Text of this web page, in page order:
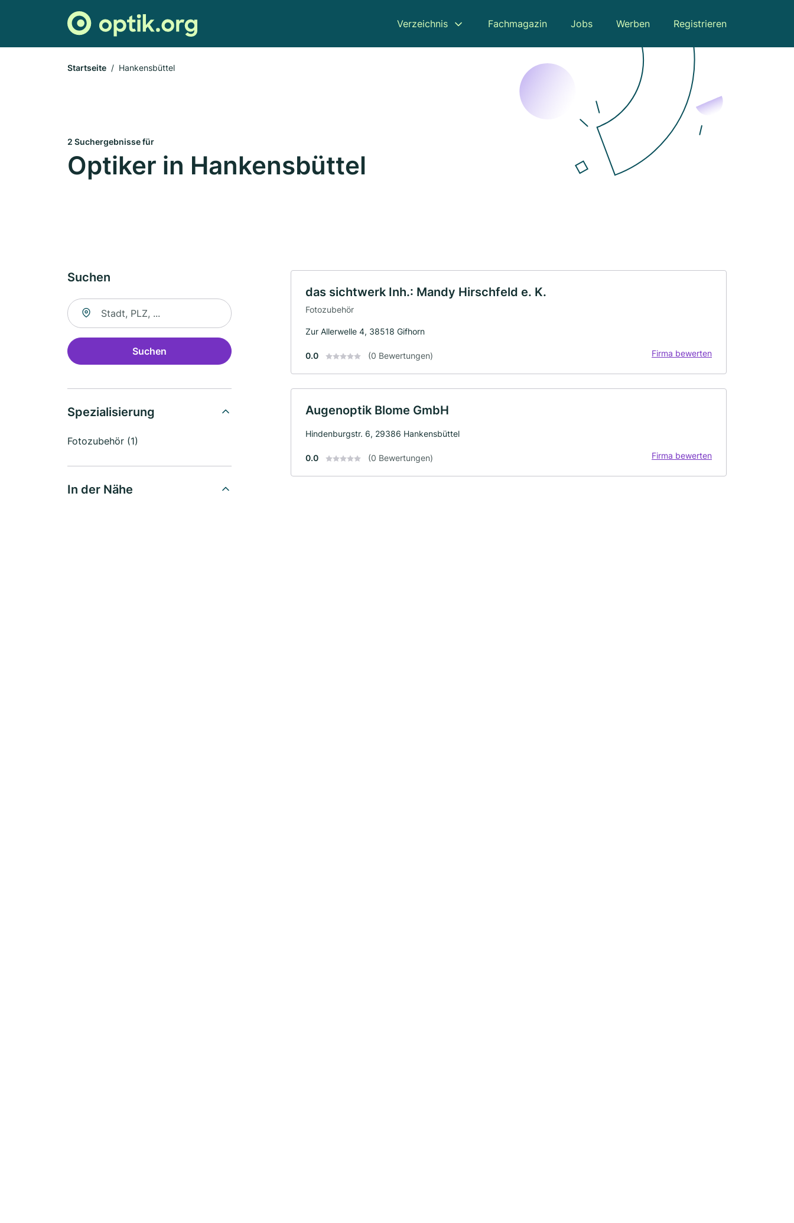
Verzeichnis Fachmagazin Jobs Werben Registrieren
Startseite Hankensbüttel
2 Suchergebnisse für
Optiker in Hankensbüttel
Suchen
Suche nach Ort
Suchen
Spezialisierung
Fotozubehör (1)
In der Nähe
das sichtwerk Inh.: Mandy Hirschfeld e. K.
Fotozubehör
Zur Allerwelle 4, 38518 Gifhorn
0.0 (0 Bewertungen) Firma bewerten
Augenoptik Blome GmbH
Hindenburgstr. 6, 29386 Hankensbüttel
0.0 (0 Bewertungen) Firma bewerten